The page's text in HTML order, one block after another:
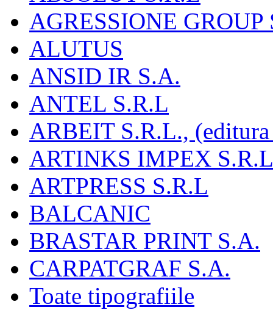
AGRESSIONE GROUP
ALUTUS
ANSID IR S.A.
ANTEL S.R.L
ARBEIT S.R.L.,
ARTINKS IMPEX
ARTPRESS S.R.L
BALCANIC
BRASTAR PRINT S.A.
CARPATGRAF S.A.
Toate tipografiile